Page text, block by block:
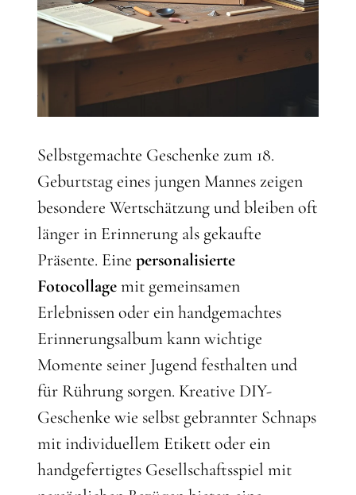
Selbstgemachte Geschenke zum 18.
Geburtstag eines jungen Mannes zeigen
besondere Wertschätzung und bleiben oft
länger in Erinnerung als gekaufte
Präsente. Einepersonalisierte
Fotocollagemit gemeinsamen
Erlebnissen oder ein handgemachtes
Erinnerungsalbum kann wichtige
Momente seiner Jugend festhalten und
für Rührung sorgen. Kreative DIY-
Geschenke wie selbst gebrannter Schnaps
mit individuellem Etikett oder ein
handgefertigtes Gesellschaftsspiel mit